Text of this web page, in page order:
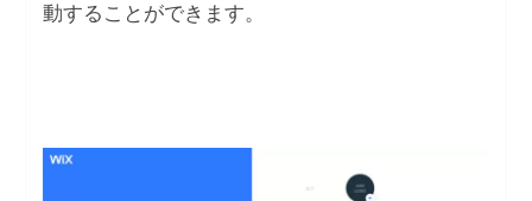
動することができます。